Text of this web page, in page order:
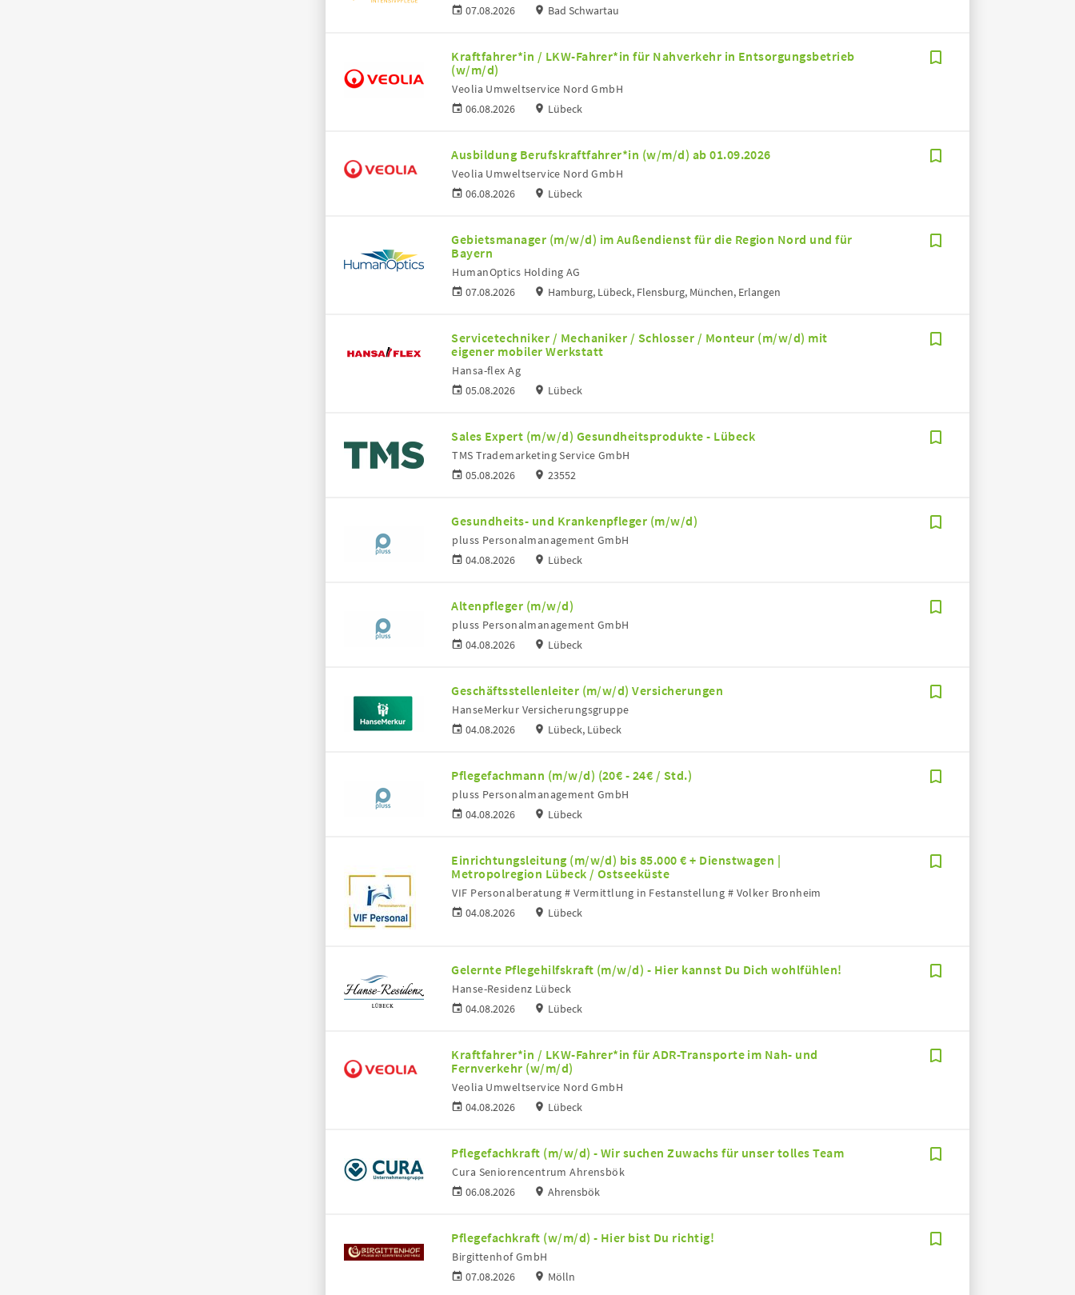
07.08.2026
Bad Schwartau
Kraftfahrer*in / LKW-Fahrer*in für Nahverkehr in Entsorgungsbetrieb
(w/m/d)
06.08.2026
Veolia Umweltservice Nord GmbH
Lübeck
Ausbildung Berufskraftfahrer*in (w/m/d) ab 01.09.2026
06.08.2026
Veolia Umweltservice Nord GmbH
Lübeck
Gebietsmanager (m/w/d) im Außendienst für die Region Nord und für
Bayern
07.08.2026
HumanOptics Holding AG
Hamburg, Lübeck, Flensburg, München, Erlangen
Servicetechniker / Mechaniker / Schlosser / Monteur (m/w/d) mit
eigener mobiler Werkstatt
05.08.2026
Hansa-flex Ag
Lübeck
Sales Expert (m/w/d) Gesundheitsprodukte - Lübeck
05.08.2026
TMS Trademarketing Service GmbH
23552
Gesundheits- und Krankenpfleger (m/w/d)
04.08.2026
pluss Personalmanagement GmbH
Lübeck
Altenpfleger (m/w/d)
04.08.2026
pluss Personalmanagement GmbH
Lübeck
Geschäftsstellenleiter (m/w/d) Versicherungen
04.08.2026
HanseMerkur Versicherungsgruppe
Lübeck, Lübeck
Pflegefachmann (m/w/d) (20€ - 24€ / Std.)
04.08.2026
pluss Personalmanagement GmbH
Lübeck
Einrichtungsleitung (m/w/d) bis 85.000 € + Dienstwagen |
Metropolregion Lübeck / Ostseeküste
04.08.2026
VIF Personalberatung # Vermittlung in Festanstellung # Volker Bronheim
Lübeck
Gelernte Pflegehilfskraft (m/w/d) - Hier kannst Du Dich wohlfühlen!
04.08.2026
Hanse-Residenz Lübeck
Lübeck
Kraftfahrer*in / LKW-Fahrer*in für ADR-Transporte im Nah- und
Fernverkehr (w/m/d)
04.08.2026
Veolia Umweltservice Nord GmbH
Lübeck
Pflegefachkraft (m/w/d) - Wir suchen Zuwachs für unser tolles Team
06.08.2026
Cura Seniorencentrum Ahrensbök
Ahrensbök
Pflegefachkraft (w/m/d) - Hier bist Du richtig!
07.08.2026
Birgittenhof GmbH
Mölln